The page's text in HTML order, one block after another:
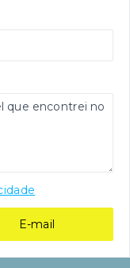
E-mail